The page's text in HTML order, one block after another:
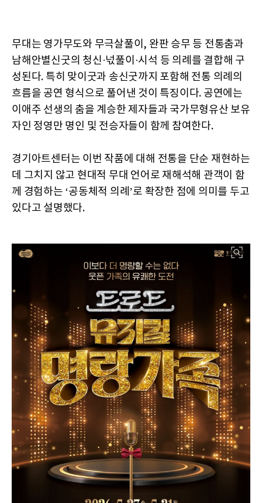
무대는 영가무도와 무극살풀이, 완판 승무 등 전통춤과
남해안별신굿의 청신·넋풀이·시석 등 의례를 결합해 구
성된다. 특히 맞이굿과 송신굿까지 포함해 전통 의례의
흐름을 공연 형식으로 풀어낸 것이 특징이다. 공연에는
이애주 선생의 춤을 계승한 제자들과 국가무형유산 보유
자인 정영만 명인 및 전승자들이 함께 참여한다.
경기아트센터는 이번 작품에 대해 전통을 단순 재현하는
데 그치지 않고 현대적 무대 언어로 재해석해 관객이 함
께 경험하는 ‘공동체적 의례’로 확장한 점에 의미를 두고
있다고 설명했다.